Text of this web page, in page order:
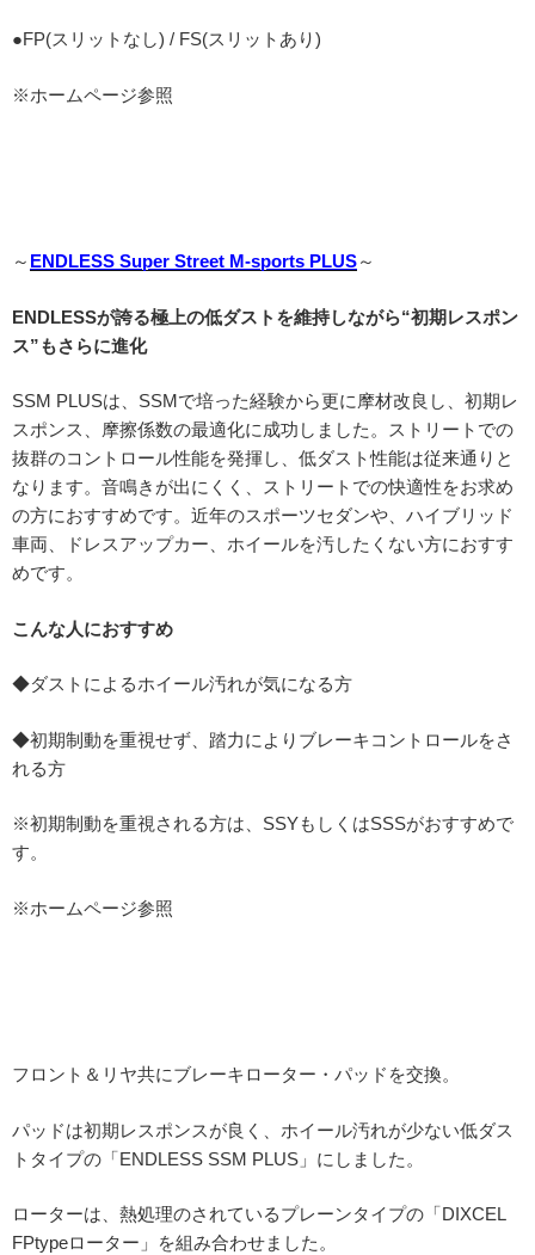
●FP(スリットなし) / FS(スリットあり)
※ホームページ参照
～ ENDLESS Super Street M-sports PLUS～
ENDLESSが誇る極上の低ダストを維持しながら“初期レスポン
ス”もさらに進化
SSM PLUSは、SSMで培った経験から更に摩材改良し、初期レ
スポンス、摩擦係数の最適化に成功しました。ストリートでの
抜群のコントロール性能を発揮し、低ダスト性能は従来通りと
なります。音鳴きが出にくく、ストリートでの快適性をお求め
の方におすすめです。近年のスポーツセダンや、ハイブリッド
車両、ドレスアップカー、ホイールを汚したくない方におすす
めです。
こんな人におすすめ
◆ダストによるホイール汚れが気になる方
◆初期制動を重視せず、踏力によりブレーキコントロールをさ
れる方
※初期制動を重視される方は、SSYもしくはSSSがおすすめで
す。
※ホームページ参照
フロント＆リヤ共にブレーキローター・パッドを交換。
パッドは初期レスポンスが良く、ホイール汚れが少ない低ダス
トタイプの「ENDLESS SSM PLUS」にしました。
ローターは、熱処理のされているプレーンタイプの「DIXCEL
FPtypeローター」を組み合わせました。